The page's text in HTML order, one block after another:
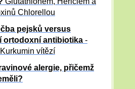
Chlorellou
pejsků versus
ortodoxní antibiotika -
vítězí
alergie, přičemž